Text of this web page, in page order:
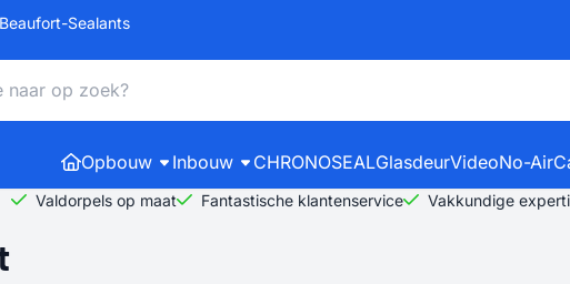
Sealants
Opbouw Inbouw CHRONOSEALGlasdeurVideoNo-Air
Valdorpels op maat Fantastische klantenservice Vakkundige